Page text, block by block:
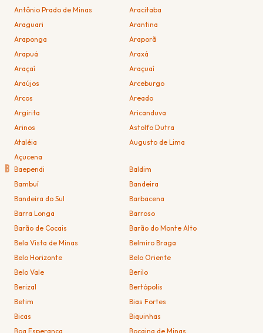
Antônio Prado de Minas
Aracitaba
Araguari
Arantina
Araponga
Araporã
Arapuá
Araxá
Araçaí
Araçuaí
Araújos
Arceburgo
Arcos
Areado
Argirita
Aricanduva
Arinos
Astolfo Dutra
Ataléia
Augusto de Lima
Açucena
B Baependi
Baldim
Bambuí
Bandeira
Bandeira do Sul
Barbacena
Barra Longa
Barroso
Barão de Cocais
Barão do Monte Alto
Bela Vista de Minas
Belmiro Braga
Belo Horizonte
Belo Oriente
Belo Vale
Berilo
Berizal
Bertópolis
Betim
Bias Fortes
Bicas
Biquinhas
Boa Esperança
Bocaina de Minas